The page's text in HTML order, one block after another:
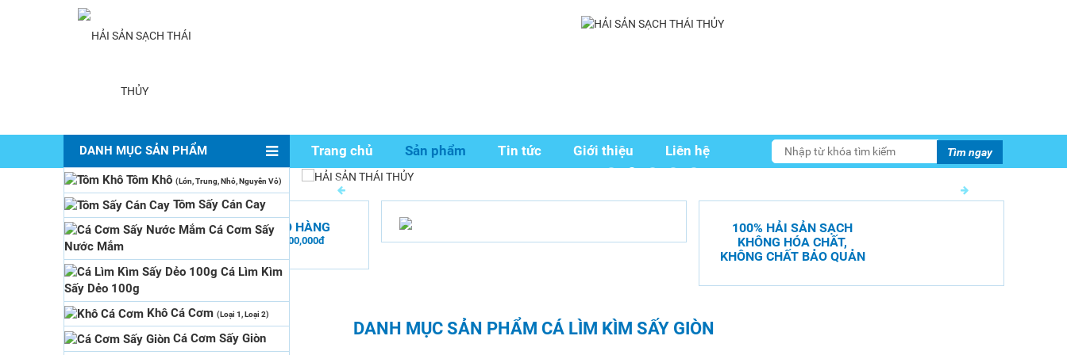
DANH MỤC SẢN PHẨM
Tôm Khô (Lớn, Trung, Nhỏ, Nguyên Vỏ)
Tôm Sấy Cán Cay
Cá Cơm Sấy
Nước Mắm
Cá Lìm Kìm
Sấy Dẻo 100g
Khô Cá Cơm (Loại 1, Loại 2)
Cá Cơm Sấy Giòn
Trang chủ Sản phẩm Tin tức Giới thiệu Liên hệ Tìm ngay
MIỄN PHÍ GIAO HÀNG
cho hóa đơn từ 1,000,000đ
100% HẢI SẢN SẠCH
KHÔNG HÓA CHẤT,
KHÔNG CHẤT BẢO QUẢN
DANH MỤC SẢN PHẨM CÁ LÌM KÌM SẤY GIÒN